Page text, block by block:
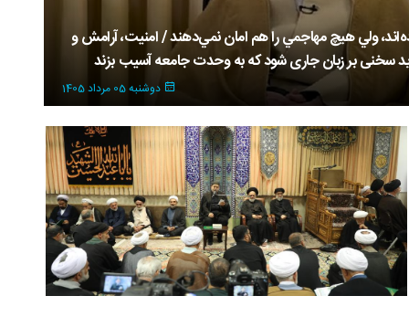
ولي هيچ مهاجمي را هم امان نمي‌دهند / امنیت، آرامش و
سخنی بر زبان جاری شود که به وحدت جامعه آسیب بزند
پایگاه اطلاع رسانی اسراء: یادواره ۳۹۸ شهید سرافراز ارتش شهرستان هزارسنگر آمل با حضور
شد.
دوشنبه 05 مرداد 1405